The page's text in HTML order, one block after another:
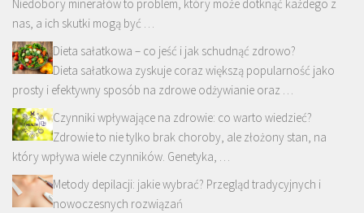
Niedobory minerałów to problem, który może dotknąć każdego z
nas, a ich skutki mogą być …
Dieta sałatkowa – co jeść i jak schudnąć zdrowo?
Dieta sałatkowa zyskuje coraz większą popularność jako
prosty i efektywny sposób na zdrowe odżywianie oraz …
Czynniki wpływające na zdrowie: co warto wiedzieć?
Zdrowie to nie tylko brak choroby, ale złożony stan, na
który wpływa wiele czynników. Genetyka, …
Metody depilacji: jakie wybrać? Przegląd tradycyjnych i
nowoczesnych rozwiązań